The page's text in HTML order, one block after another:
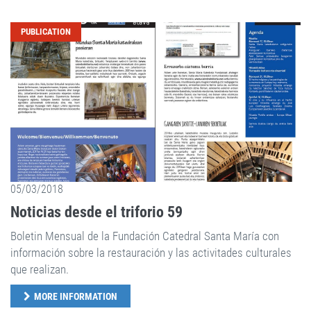
PUBLICATION
05/03/2018
Noticias desde el triforio 59
Boletin Mensual de la Fundación Catedral Santa María con
información sobre la restauración y las activitades culturales
que realizan.
MORE INFORMATION